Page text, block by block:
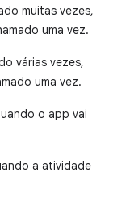
muitas vezes,
uma vez.
várias vezes,
uma vez.
o app vai
a atividade